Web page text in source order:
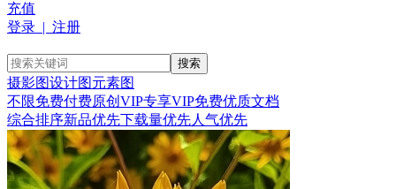
充值
登录 | 注册
搜索
摄影图设计图元素图
不限免费付费原创 VIP专享VIP免费优质文档
综合排序新品优先下载量优先人气优先